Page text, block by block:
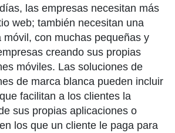
las empresas necesitan más
web; también necesitan una
móvil, con muchas pequeñas y
creando sus propias
móviles. Las soluciones de
de marca blanca pueden incluir
facilitan a los clientes la
sus propias aplicaciones o
los que un cliente le paga para